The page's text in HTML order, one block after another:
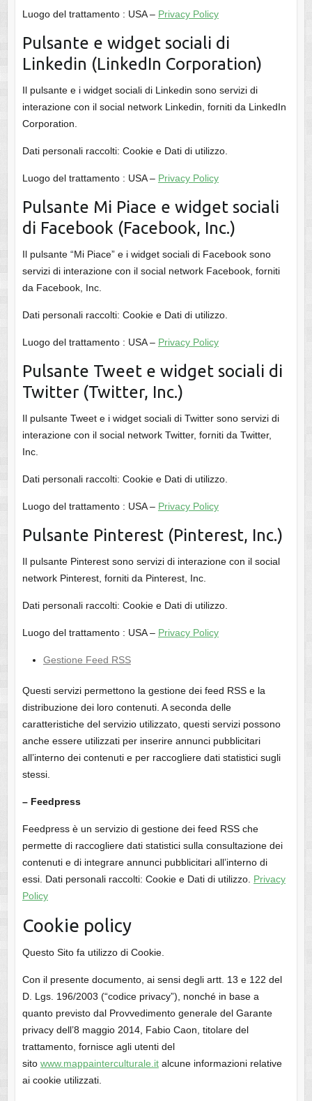
Luogo del trattamento : USA – Privacy Policy
Pulsante e widget sociali di
Linkedin (LinkedIn Corporation)
Il pulsante e i widget sociali di Linkedin sono servizi di
interazione con il social network Linkedin, forniti da LinkedIn
Corporation.
Dati personali raccolti: Cookie e Dati di utilizzo.
Luogo del trattamento : USA – Privacy Policy
Pulsante Mi Piace e widget sociali
di Facebook (Facebook, Inc.)
Il pulsante “Mi Piace” e i widget sociali di Facebook sono
servizi di interazione con il social network Facebook, forniti
da Facebook, Inc.
Dati personali raccolti: Cookie e Dati di utilizzo.
Luogo del trattamento : USA – Privacy Policy
Pulsante Tweet e widget sociali di
Twitter (Twitter, Inc.)
Il pulsante Tweet e i widget sociali di Twitter sono servizi di
interazione con il social network Twitter, forniti da Twitter,
Inc.
Dati personali raccolti: Cookie e Dati di utilizzo.
Luogo del trattamento : USA – Privacy Policy
Pulsante Pinterest (Pinterest, Inc.)
Il pulsante Pinterest sono servizi di interazione con il social
network Pinterest, forniti da Pinterest, Inc.
Dati personali raccolti: Cookie e Dati di utilizzo.
Luogo del trattamento : USA – Privacy Policy
Gestione Feed RSS
Questi servizi permettono la gestione dei feed RSS e la
distribuzione dei loro contenuti. A seconda delle
caratteristiche del servizio utilizzato, questi servizi possono
anche essere utilizzati per inserire annunci pubblicitari
all’interno dei contenuti e per raccogliere dati statistici sugli
stessi.
– Feedpress
Feedpress è un servizio di gestione dei feed RSS che
permette di raccogliere dati statistici sulla consultazione dei
contenuti e di integrare annunci pubblicitari all’interno di
essi. Dati personali raccolti: Cookie e Dati di utilizzo. Privacy
Policy
Cookie policy
Questo Sito fa utilizzo di Cookie.
Con il presente documento, ai sensi degli artt. 13 e 122 del
D. Lgs. 196/2003 (“codice privacy”), nonché in base a
quanto previsto dal Provvedimento generale del Garante
privacy dell’8 maggio 2014, Fabio Caon, titolare del
trattamento, fornisce agli utenti del
sito www.mappainterculturale.italcune informazioni relative
ai cookie utilizzati.